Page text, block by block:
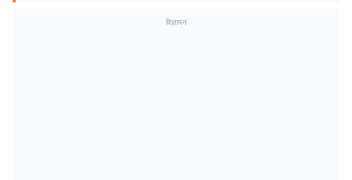
विज्ञापन